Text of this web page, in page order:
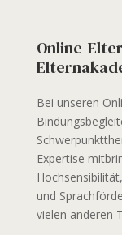
Online-
Bei unseren
Expertise
und
vielen anderen